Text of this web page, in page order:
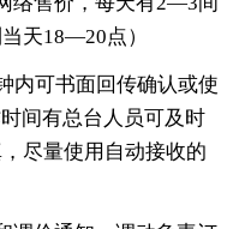
天18—20点）
可书面回传确认或使
间有总台人员可及时
尽量使用自动接收的